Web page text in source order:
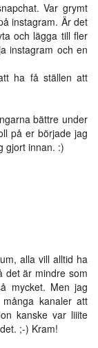
Var grymt
instagram. Är det
och lägga till fler
instagram och en
ha få ställen att
bättre under
på er började jag
gjort innan. :)
alla vill alltid ha
det är mindre som
mycket. Men jag
kanaler att
kanske var liiite
;-) Kram!